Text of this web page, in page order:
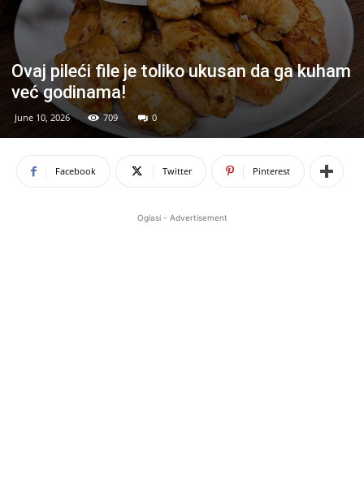
Ovaj pileći file je toliko ukusan da ga kuham
već godinama!
June 10, 2026 709 0
Facebook Twitter Pinterest
Oglasi - Advertisement